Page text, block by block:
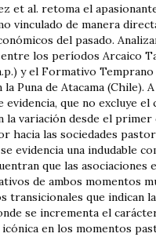
et al. retoma el
vinculado de manera
del pasado.
los períodos Arcaico
y el Formativo Temprano
la Puna de Atacama (Chile).
que no excluye el
la variación desde el
hacia las sociedades
evidencia una indudable
que las asociaciones
de ambos momentos
transicionales que indican
se incrementa el
en los momentos